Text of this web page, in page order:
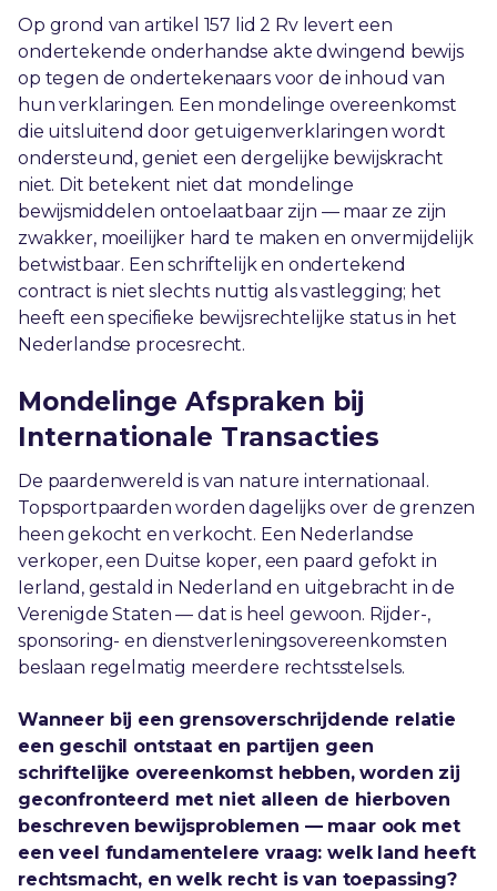
Op grond van artikel 157 lid 2 Rv levert een
ondertekende onderhandse akte dwingend bewijs
op tegen de ondertekenaars voor de inhoud van
hun verklaringen. Een mondelinge overeenkomst
die uitsluitend door getuigenverklaringen wordt
ondersteund, geniet een dergelijke bewijskracht
niet. Dit betekent niet dat mondelinge
bewijsmiddelen ontoelaatbaar zijn — maar ze zijn
zwakker, moeilijker hard te maken en onvermijdelijk
betwistbaar. Een schriftelijk en ondertekend
contract is niet slechts nuttig als vastlegging; het
heeft een specifieke bewijsrechtelijke status in het
Nederlandse procesrecht.
Mondelinge Afspraken bij
Internationale Transacties
De paardenwereld is van nature internationaal.
Topsportpaarden worden dagelijks over de grenzen
heen gekocht en verkocht. Een Nederlandse
verkoper, een Duitse koper, een paard gefokt in
Ierland, gestald in Nederland en uitgebracht in de
Verenigde Staten — dat is heel gewoon. Rijder-,
sponsoring- en dienstverleningsovereenkomsten
beslaan regelmatig meerdere rechtsstelsels.
Wanneer bij een grensoverschrijdende relatie
een geschil ontstaat en partijen geen
schriftelijke overeenkomst hebben, worden zij
geconfronteerd met niet alleen de hierboven
beschreven bewijsproblemen — maar ook met
een veel fundamentelere vraag: welk land heeft
rechtsmacht, en welk recht is van toepassing?